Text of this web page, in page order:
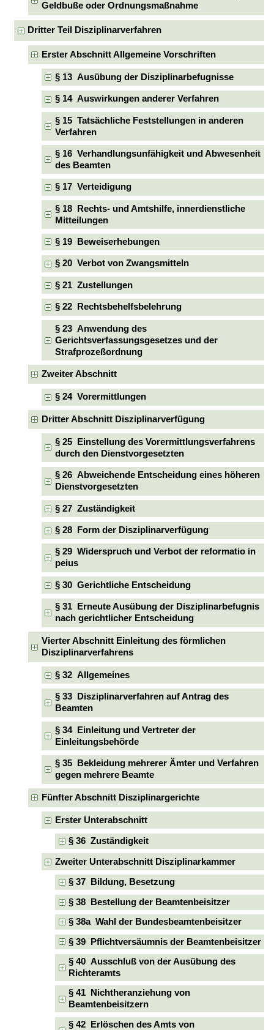
Geldbuße oder Ordnungsmaßnahme
Dritter Teil Disziplinarverfahren
Erster Abschnitt Allgemeine Vorschriften
§ 13 Ausübung der Disziplinarbefugnisse
§ 14 Auswirkungen anderer Verfahren
§ 15 Tatsächliche Feststellungen in anderen
Verfahren
§ 16 Verhandlungsunfähigkeit und Abwesenheit
des Beamten
§ 17 Verteidigung
§ 18 Rechts- und Amtshilfe, innerdienstliche
Mitteilungen
§ 19 Beweiserhebungen
§ 20 Verbot von Zwangsmitteln
§ 21 Zustellungen
§ 22 Rechtsbehelfsbelehrung
§ 23 Anwendung des
Gerichtsverfassungsgesetzes und der
Strafprozeßordnung
Zweiter Abschnitt
§ 24 Vorermittlungen
Dritter Abschnitt Disziplinarverfügung
§ 25 Einstellung des Vorermittlungsverfahrens
durch den Dienstvorgesetzten
§ 26 Abweichende Entscheidung eines höheren
Dienstvorgesetzten
§ 27 Zuständigkeit
§ 28 Form der Disziplinarverfügung
§ 29 Widerspruch und Verbot der reformatio in
peius
§ 30 Gerichtliche Entscheidung
§ 31 Erneute Ausübung der Disziplinarbefugnis
nach gerichtlicher Entscheidung
Vierter Abschnitt Einleitung des förmlichen
Disziplinarverfahrens
§ 32 Allgemeines
§ 33 Disziplinarverfahren auf Antrag des
Beamten
§ 34 Einleitung und Vertreter der
Einleitungsbehörde
§ 35 Bekleidung mehrerer Ämter und Verfahren
gegen mehrere Beamte
Fünfter Abschnitt Disziplinargerichte
Erster Unterabschnitt
§ 36 Zuständigkeit
Zweiter Unterabschnitt Disziplinarkammer
§ 37 Bildung, Besetzung
§ 38 Bestellung der Beamtenbeisitzer
§ 38a Wahl der Bundesbeamtenbeisitzer
§ 39 Pflichtversäumnis der Beamtenbeisitzer
§ 40 Ausschluß von der Ausübung des
Richteramts
§ 41 Nichtheranziehung von
Beamtenbeisitzern
§ 42 Erlöschen des Amts von